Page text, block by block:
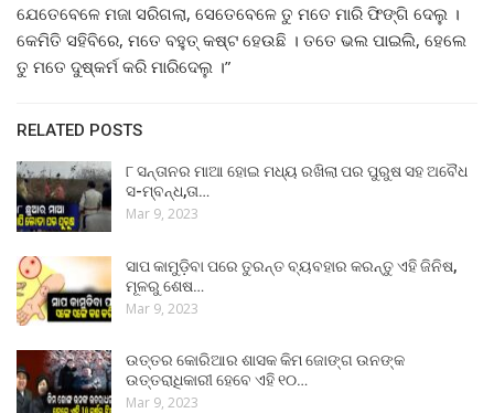
ଯେତେବେଳେ ମଜା ସରିଗଲା, ସେତେବେଳେ ତୁ ମତେ ମାରି ଫିଙ୍ଗି ଦେଲୁ ।
କେମିତି ସହିବିରେ, ମତେ ବହୁତ୍ କଷ୍ଟ ହେଉଛି । ତତେ ଭଲ ପାଇଲି, ହେଲେ
ତୁ ମତେ ଦୁଷ୍କର୍ମ କରି ମାରିଦେଲୁ ।”
RELATED POSTS
୮ ସନ୍ତାନର ମାଆ ହୋଇ ମଧ୍ୟ ରଖିଲା ପର ପୁରୁଷ ସହ ଅବୈଧ
ସ-ମ୍ବନ୍ଧ,ତା…
Mar 9, 2023
ସାପ କାମୁଡ଼ିବା ପରେ ତୁରନ୍ତ ବ୍ୟବହାର କରନ୍ତୁ ଏହି ଜିନିଷ,
ମୂଳରୁ ଶେଷ…
Mar 9, 2023
ଉତ୍ତର କୋରିଆର ଶାସକ କିମ ଜୋଙ୍ଗ ଉନଙ୍କ
ଉତ୍ତରାଧିକାରୀ ହେବେ ଏହି ୧୦…
Mar 9, 2023